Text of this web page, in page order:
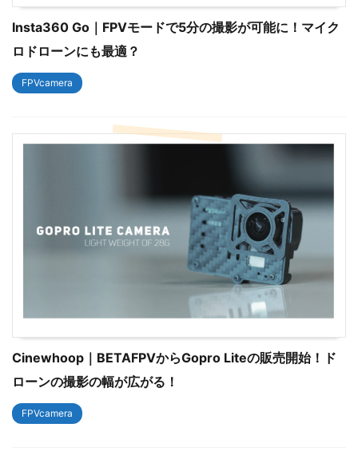
Insta360 Go｜FPVモードで5分の撮影が可能に！マイク
ロドローンにも最適？
FPVcamera
Cinewhoop｜BETAFPVからGopro Liteの販売開始！ド
ローンの撮影の幅が広がる！
FPVcamera